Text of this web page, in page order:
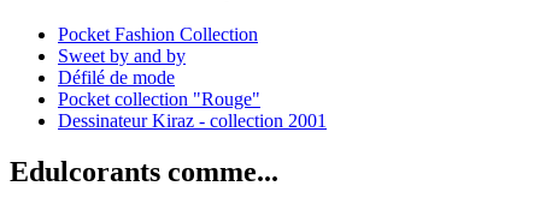
Pocket Fashion Collection
Sweet by and by
Défilé de mode
Pocket collection "Rouge"
Dessinateur Kiraz - collection 2001
Edulcorants comme...